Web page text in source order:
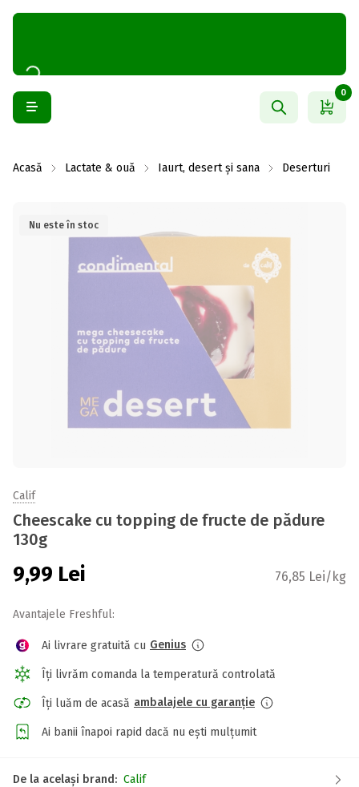
0
Acasă Lactate & ouă Iaurt, desert și sana Deserturi
Nu este în stoc
Calif
Cheescake cu topping de fructe de pădure
130g
9,99 Lei 76,85 Lei/kg
Avantajele Freshful:
Ai livrare gratuită cu Genius
Îți livrăm comanda la temperatură controlată
Îți luăm de acasă ambalajele cu garanție
Ai banii înapoi rapid dacă nu ești mulțumit
De la același brand: Calif